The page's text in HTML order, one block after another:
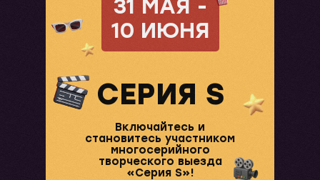
31 МАЯ -
10 ИЮНЯ
СЕРИЯ S
Включайтесь и
становитесь участником
многосерийного
творческого выезда
«Серия S»!